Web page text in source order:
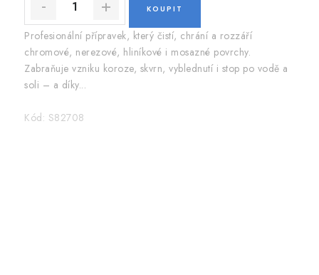
Profesionální přípravek, který čistí, chrání a rozzáří
chromové, nerezové, hliníkové i mosazné povrchy.
Zabraňuje vzniku koroze, skvrn, vyblednutí i stop po vodě a
soli – a díky...
Kód: S82708